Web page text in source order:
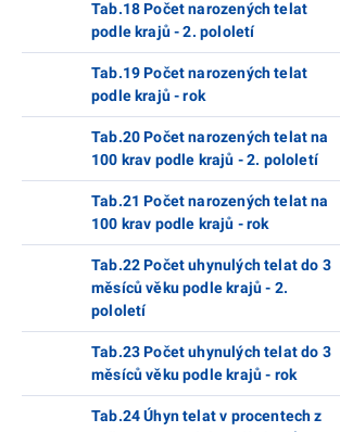
Tab.18 Počet narozených telat
podle krajů - 2. pololetí
Tab.19 Počet narozených telat
podle krajů - rok
Tab.20 Počet narozených telat na
100 krav podle krajů - 2. pololetí
Tab.21 Počet narozených telat na
100 krav podle krajů - rok
Tab.22 Počet uhynulých telat do 3
měsíců věku podle krajů - 2.
pololetí
Tab.23 Počet uhynulých telat do 3
měsíců věku podle krajů - rok
Tab.24 Úhyn telat v procentech z